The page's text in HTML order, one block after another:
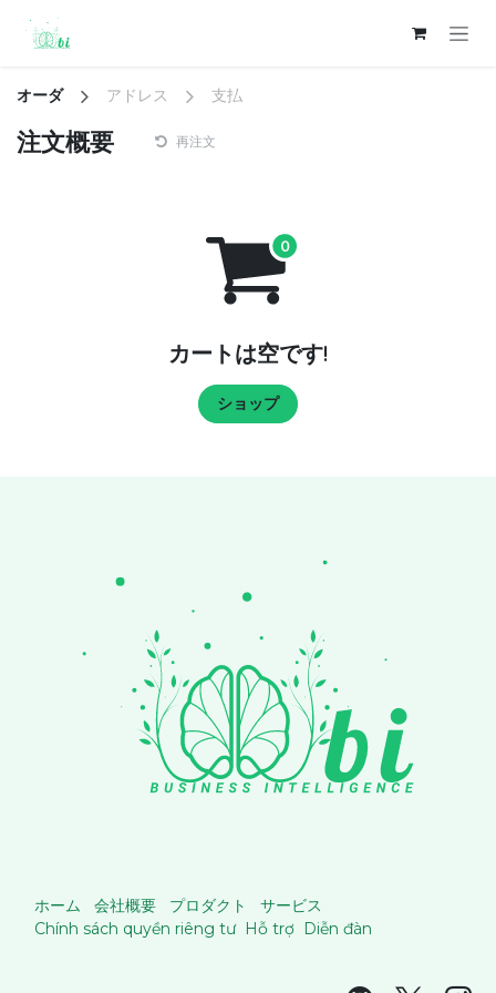
オーダ アドレス 支払
注文概要 再注文
カートは空です!
ショップ
ホーム 会社概要 プロダクト
サービス
Chính sách quyền riêng tư Hỗ trợ Diễn đàn